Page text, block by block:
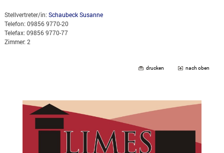
Stellvertreter/in: Schaubeck Susanne
Telefon: 09856 9770-20
Telefax: 09856 9770-77
Zimmer: 2
drucken nach oben